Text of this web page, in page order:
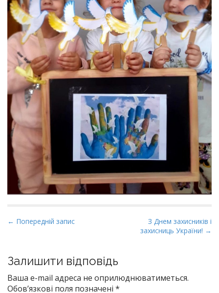
P
t
n
a
← Попередній запис
З Днем захисників і
захисниць України! →
Залишити відповідь
Ваша e-mail адреса не оприлюднюватиметься.
Обов’язкові поля позначені *